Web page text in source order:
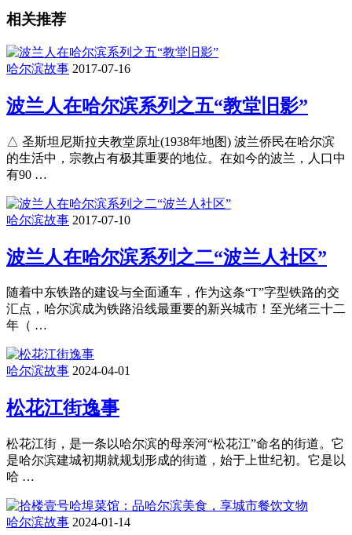
相关推荐
哈尔滨故事 2017-07-16
波兰人在哈尔滨系列之五“教堂旧影”
△ 圣斯坦尼斯拉夫教堂原址(1938年地图) 波兰侨民在哈尔滨
的生活中，宗教占有极其重要的地位。在如今的波兰，人口中
有90 …
哈尔滨故事 2017-07-10
波兰人在哈尔滨系列之二“波兰人社区”
随着中东铁路的建设与全面通车，作为这条“T”字型铁路的交
汇点，哈尔滨成为铁路沿线最重要的新兴城市！至光绪三十二
年（ …
哈尔滨故事 2024-04-01
松花江街逸事
松花江街，是一条以哈尔滨的母亲河“松花江”命名的街道。它
是哈尔滨建城初期就规划形成的街道，始于上世纪初。它是以
哈 …
哈尔滨故事 2024-01-14